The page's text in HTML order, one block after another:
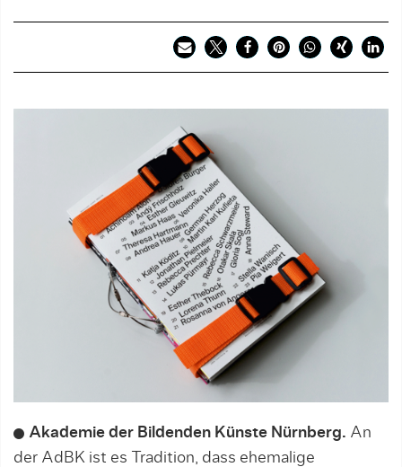
Akademie der Bildenden Künste Nürnberg. An
der AdBK ist es Tradition, dass ehemalige